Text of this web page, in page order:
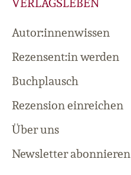
Autor:innenwissen
Rezensent:in werden
Buchplausch
Rezension einreichen
Über uns
Newsletter abonnieren